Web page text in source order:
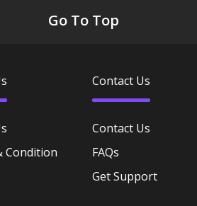
Go To Top
Condition
Contact Us
Contact Us
FAQs
Get Support